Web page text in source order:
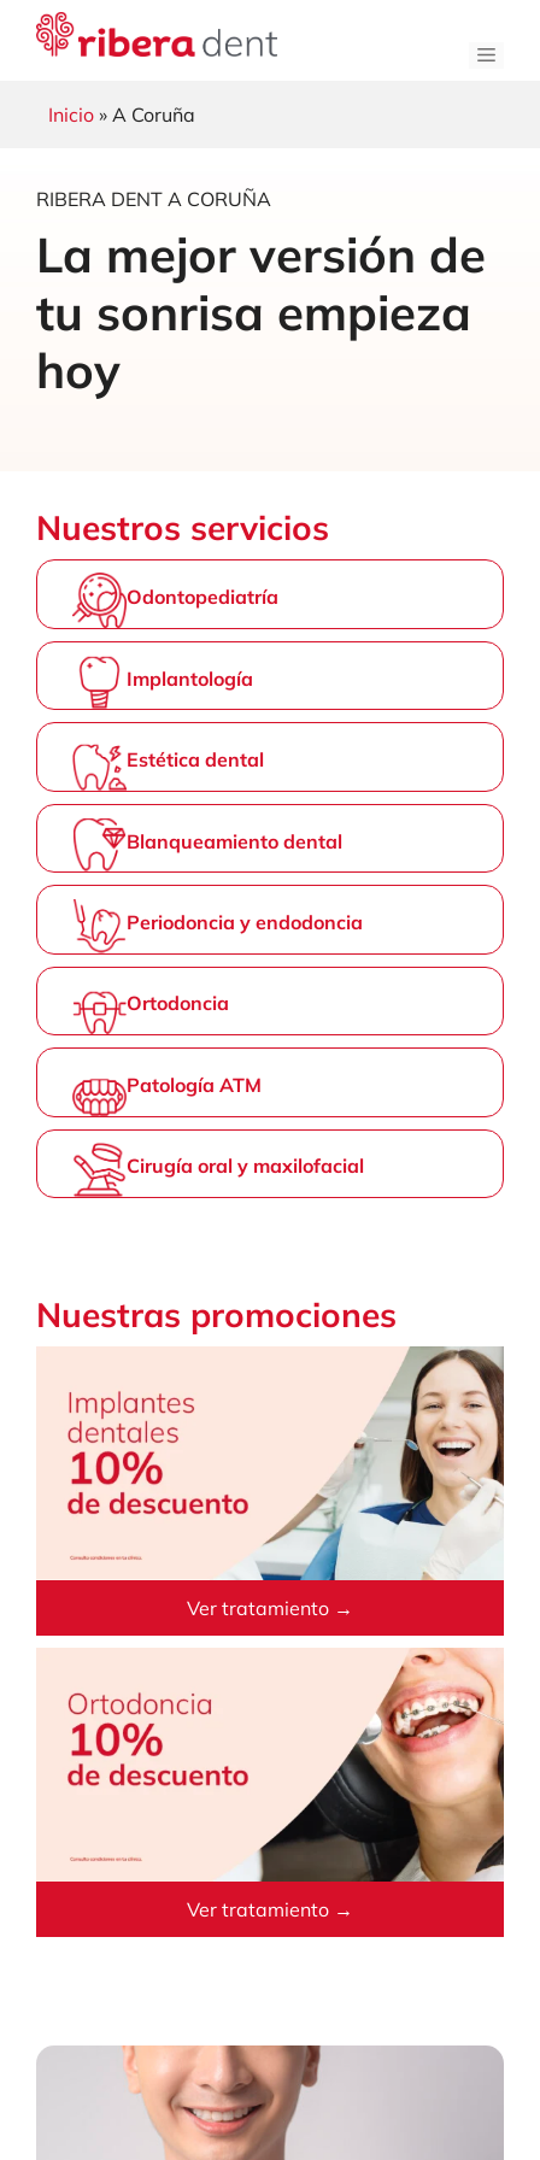
Saltar
Inicio » A Coruña
RIBERA DENT A CORUÑA
La mejor versión de
tu sonrisa empieza
hoy
Nuestros servicios
Odontopediatría
Implantología
Estética dental
Blanqueamiento dental
Periodoncia y endodoncia
Ortodoncia
Patología ATM
Cirugía oral y maxilofacial
Nuestras promociones
Ver tratamiento →
Ver tratamiento →